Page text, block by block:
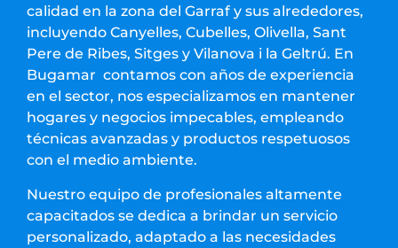
calidad en la zona del Garraf y sus alrededores,
incluyendo Canyelles, Cubelles, Olivella, Sant
Pere de Ribes, Sitges y Vilanova i la Geltrú. En
Bugamar contamos con años de experiencia
en el sector, nos especializamos en mantener
hogares y negocios impecables, empleando
técnicas avanzadas y productos respetuosos
con el medio ambiente.
Nuestro equipo de profesionales altamente
capacitados se dedica a brindar un servicio
personalizado, adaptado a las necesidades